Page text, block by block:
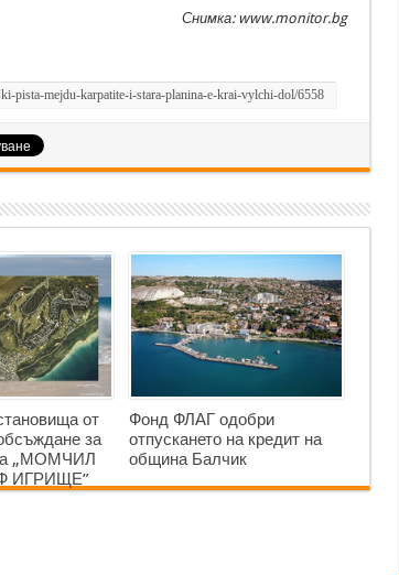
Снимка: www.monitor.bg
от
за
„МОМЧИЛ
ИГРИЩЕ”
Фонд ФЛАГ одобри
отпускането на кредит на
община Балчик